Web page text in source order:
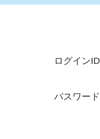
ログインID
パスワード